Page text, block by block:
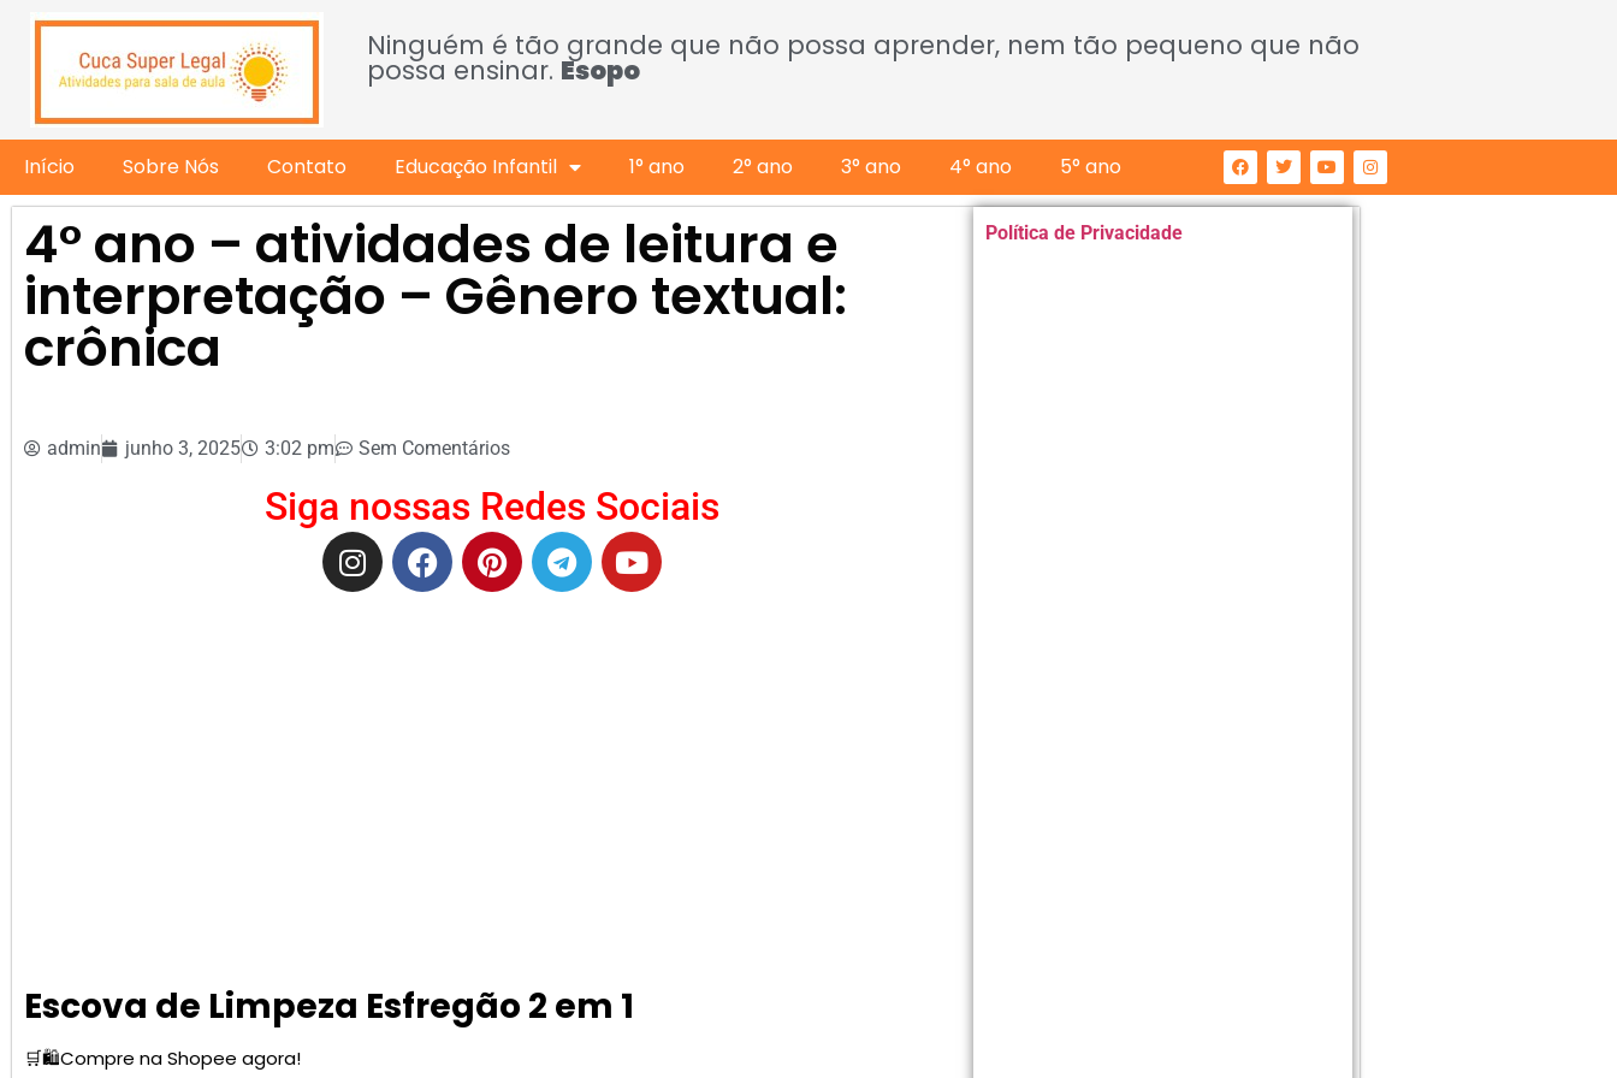
Ninguém é tão grande que não possa aprender, nem tão pequeno que não
possa ensinar. Esopo
Início Sobre Nós Contato Educação Infantil 1° ano 2° ano 3° ano 4° ano 5° ano
4° ano – atividades de leitura e
interpretação – Gênero textual:
crônica
admin junho 3, 2025 3:02 pm Sem Comentários
Siga nossas Redes Sociais
Escova de Limpeza Esfregão 2 em 1
🛒🛍️Compre na Shopee agora!
Política de Privacidade